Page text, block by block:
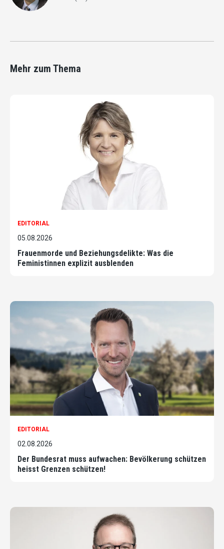
Mehr zum Thema
EDITORIAL
05.08.2026
Frauenmorde und Beziehungsdelikte: Was die
Feministinnen explizit ausblenden
EDITORIAL
02.08.2026
Der Bundesrat muss aufwachen: Bevölkerung schützen
heisst Grenzen schützen!